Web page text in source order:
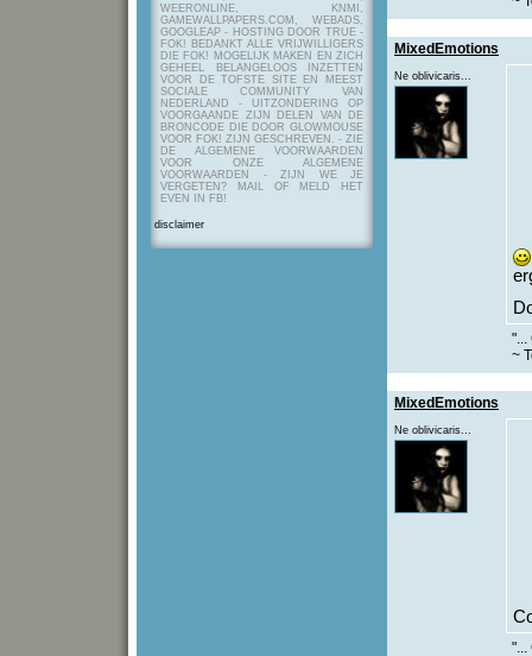
WEERONLINE, KNMI,
GAMEWALLPAPERS.COM, WEBADS,
GOOGLEAP - HOSTING DOOR TRUE -
FOK! BEDANKT ALLE VRIJWILLIGERS
DIE FOK! MOGELIJK MAKEN EN ZICH
GEHEEL BELANGELOOS INZETTEN
VOOR DE TOFSTE SITE EN MEEST
SOCIALE COMMUNITY VAN
NEDERLAND - UITZONDERING OP
VOORGAANDE ZIJN DELEN VAN DE
BRONCODE DIE DOOR GLOWMOUSE
VOOR FOK! ZIJN GESCHREVEN. - ZIE
DE ALGEMENE VOORWAARDEN
VOOR ONZE ALGEMENE
VOORWAARDEN - ZIJN WE JE
VERGETEN? MAIL OF MELD HET
EVEN IN FB!
disclaimer
MixedEmotions
Ne oblivicaris...
"...
~
MixedEmotions
Ne oblivicaris...
"...